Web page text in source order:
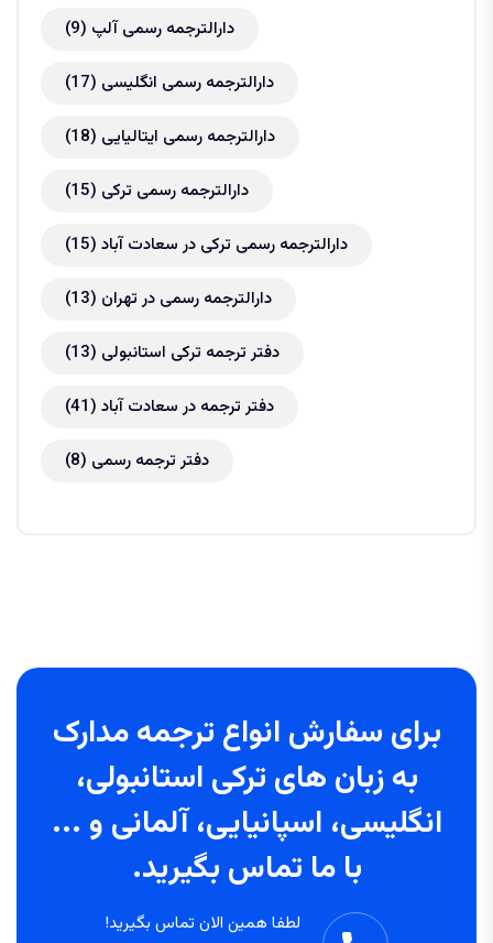
دارالترجمه رسمی آلپ (9)
دارالترجمه رسمی انگلیسی (17)
دارالترجمه رسمی ایتالیایی (18)
دارالترجمه رسمی ترکی (15)
دارالترجمه رسمی ترکی در سعادت آباد (15)
دارالترجمه رسمی در تهران (13)
دفتر ترجمه ترکی استانبولی (13)
دفتر ترجمه در سعادت آباد (41)
دفتر ترجمه رسمی (8)
برای سفارش انواع ترجمه مدارک
به زبان های ترکی استانبولی،
انگلیسی، اسپانیایی، آلمانی و ...
با ما تماس بگیرید.
لطفا همین الان تماس بگیرید!